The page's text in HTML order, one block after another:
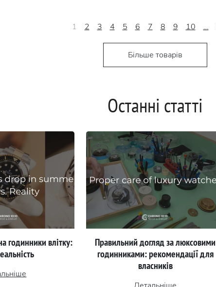
1 2 3 4 5 6 7 8 9 10 …
Більше товарів
Останні статті
годинники влітку:
Правильний догляд за люксовими
годинниками: рекомендації для
власників